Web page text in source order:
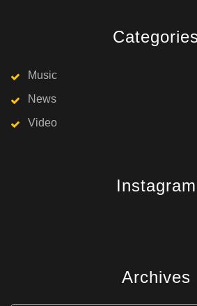
Music
News
Video
Instagram
Archives